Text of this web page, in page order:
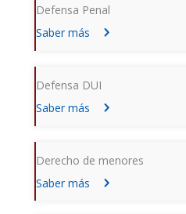
Defensa Penal
Saber más
Defensa DUI
Saber más
Derecho de menores
Saber más